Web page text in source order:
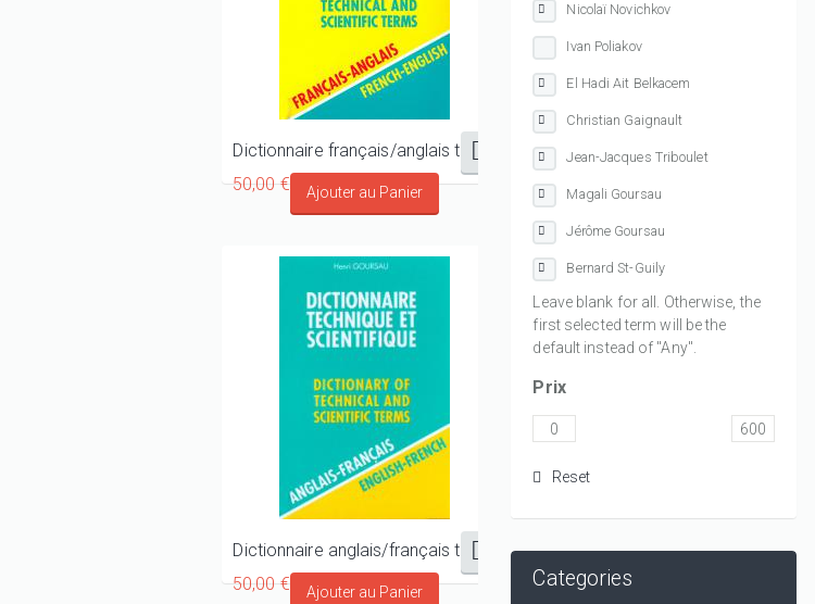
50,00 €
50,00 €
Nicolaï Novichkov
Ivan Poliakov
El Hadi Ait Belkacem
Christian Gaignault
Jean-Jacques Triboulet
Magali Goursau
Jérôme Goursau
Bernard St-Guily
Leave blank for all. Otherwise, the
first selected term will be the
default instead of "Any".
Prix
Categories